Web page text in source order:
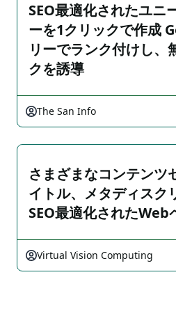
SEO最適化されたユニ
ーを1クリックで作成
リーでランク付けし、
クを誘導
The San Info
さまざまなコンテンツ
イトル、メタディスク
SEO最適化されたWeb
Virtual Vision Computing